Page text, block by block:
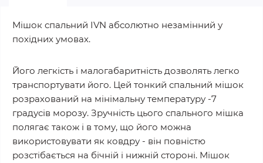
Мішок спальний IVN абсолютно незамінний у
похідних умовах.
Його легкість і малогабаритність дозволять легко
транспортувати його. Цей тонкий спальний мішок
розрахований на мінімальну температуру -7
градусів морозу. Зручність цього спального мішка
полягає також і в тому, що його можна
використовувати як ковдру - він повністю
розстібається на бічній і нижній стороні. Мішок